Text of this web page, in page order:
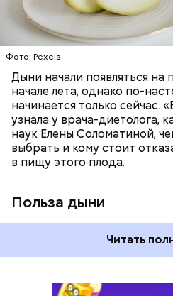
Фото: Pexels
Дыни начали появляться на
начале лета, однако по-
начинается только сейчас.
узнала у врача-диетолога,
наук Елены Соломатиной,
выбрать и кому стоит
в пищу этого плода.
Польза дыни
лютеин и зеаксантин —
отлично поддерживают
калий — оказывает
поддерживает сердечно-
систему и
магний — помогает калию
спазмироваться.
Читать